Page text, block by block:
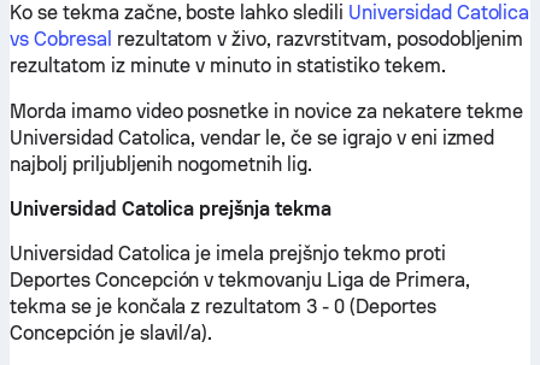
Ko se tekma začne, boste lahko sledili Universidad Catolica
vs Cobresal rezultatom v živo, razvrstitvam, posodobljenim
rezultatom iz minute v minuto in statistiko tekem.
Morda imamo video posnetke in novice za nekatere tekme
Universidad Catolica, vendar le, če se igrajo v eni izmed
najbolj priljubljenih nogometnih lig.
Universidad Catolica prejšnja tekma
Universidad Catolica je imela prejšnjo tekmo proti
Deportes Concepción v tekmovanju Liga de Primera,
tekma se je končala z rezultatom 3 - 0 (Deportes
Concepción je slavil/a).